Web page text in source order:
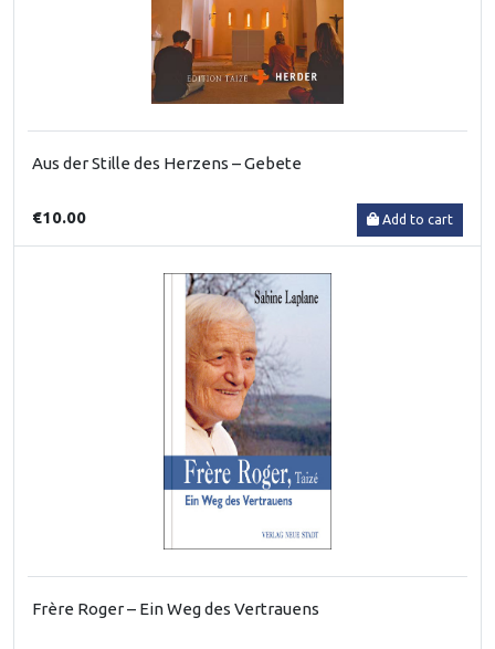
Aus der Stille des Herzens – Gebete
€10.00 Add to cart
Frère Roger – Ein Weg des Vertrauens